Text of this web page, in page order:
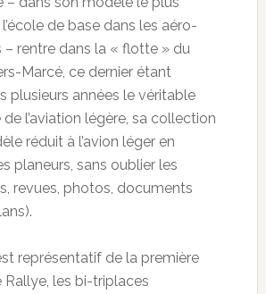
de base dans les aéro-
– rentre dans la « flotte » du
Marcé, ce dernier étant
plusieurs années le véritable
l’aviation légère, sa collection
réduit à l’avion léger en
planeurs, sans oublier les
revues, photos, documents
représentatif de la première
Rallye, les bi-triplaces